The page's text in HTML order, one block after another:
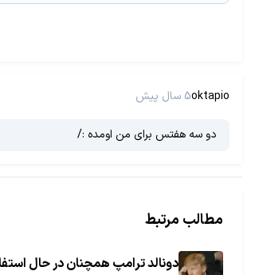
oktapio5 سال پیش
دو سه هفتس برای من اومده :/
مطالب مرتبط
دونالد ترامپ همچنان در حال